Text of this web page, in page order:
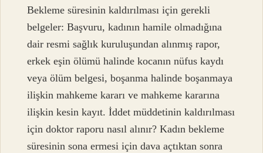
Bekleme süresinin kaldırılması için gerekli
belgeler: Başvuru, kadının hamile olmadığına
dair resmi sağlık kuruluşundan alınmış rapor,
erkek eşin ölümü halinde kocanın nüfus kaydı
veya ölüm belgesi, boşanma halinde boşanmaya
ilişkin mahkeme kararı ve mahkeme kararına
ilişkin kesin kayıt. İddet müddetinin kaldırılması
için doktor raporu nasıl alınır? Kadın bekleme
süresinin sona ermesi için dava açtıktan sonra